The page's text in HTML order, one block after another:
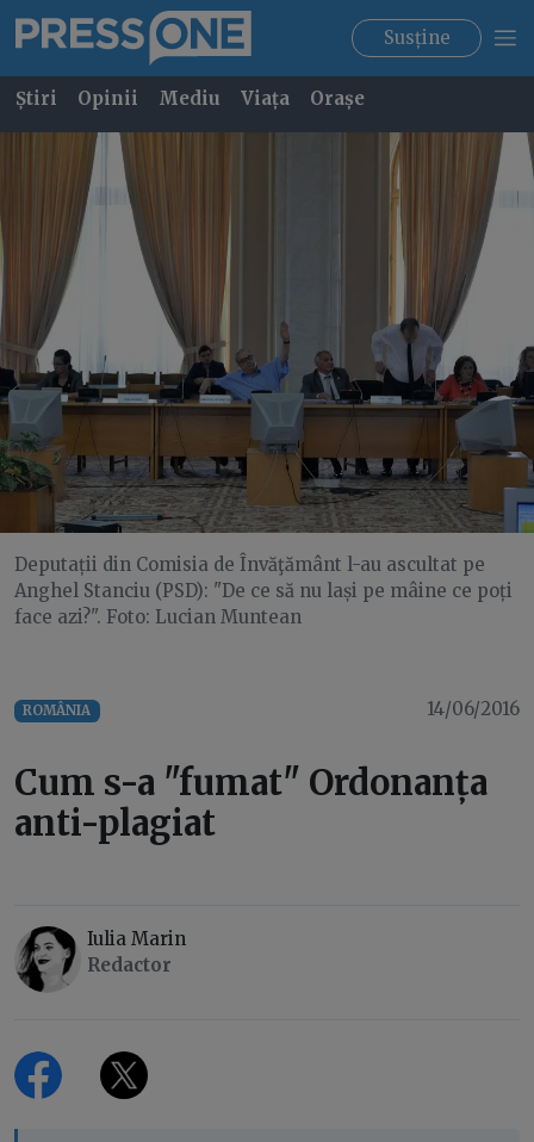
Susține
Știri Opinii Mediu Viața Orașe
Deputații din Comisia de Învăţământ l-au ascultat pe
Anghel Stanciu (PSD): "De ce să nu lași pe mâine ce poți
face azi?". Foto: Lucian Muntean
ROMÂNIA 14/06/2016
Cum s-a "fumat" Ordonanța
anti-plagiat
Iulia Marin
Redactor